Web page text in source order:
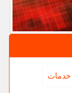
خدمات